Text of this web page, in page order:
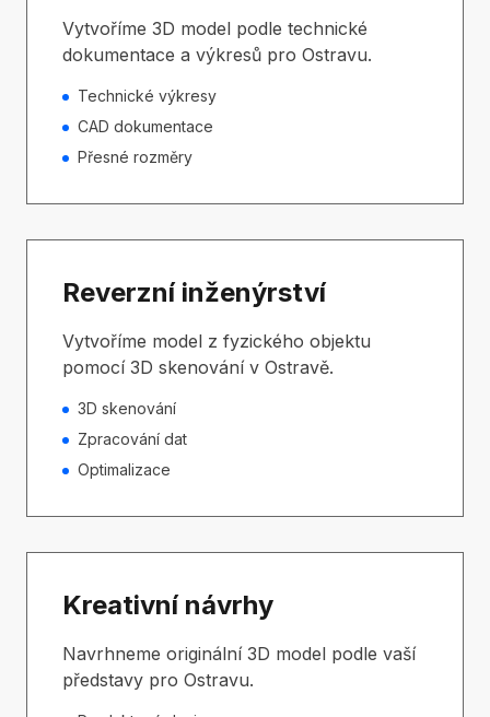
Vytvoříme 3D model podle technické
dokumentace a výkresů pro Ostravu.
Technické výkresy
CAD dokumentace
Přesné rozměry
Reverzní inženýrství
Vytvoříme model z fyzického objektu
pomocí 3D skenování v Ostravě.
3D skenování
Zpracování dat
Optimalizace
Kreativní návrhy
Navrhneme originální 3D model podle vaší
představy pro Ostravu.